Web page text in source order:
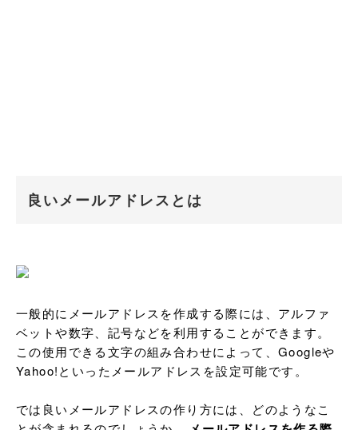
良いメールアドレスとは
一般的にメールアドレスを作成する際には、アルファ
ベットや数字、記号などを利用することができます。
この使用できる文字の組み合わせによって、Googleや
Yahoo!といったメールアドレスを設定可能です。
では良いメールアドレスの作り方には、どのようなこ